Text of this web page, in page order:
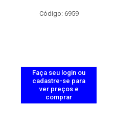
Código: 6959
Faça seu login ou
cadastre-se para
ver preços e
comprar